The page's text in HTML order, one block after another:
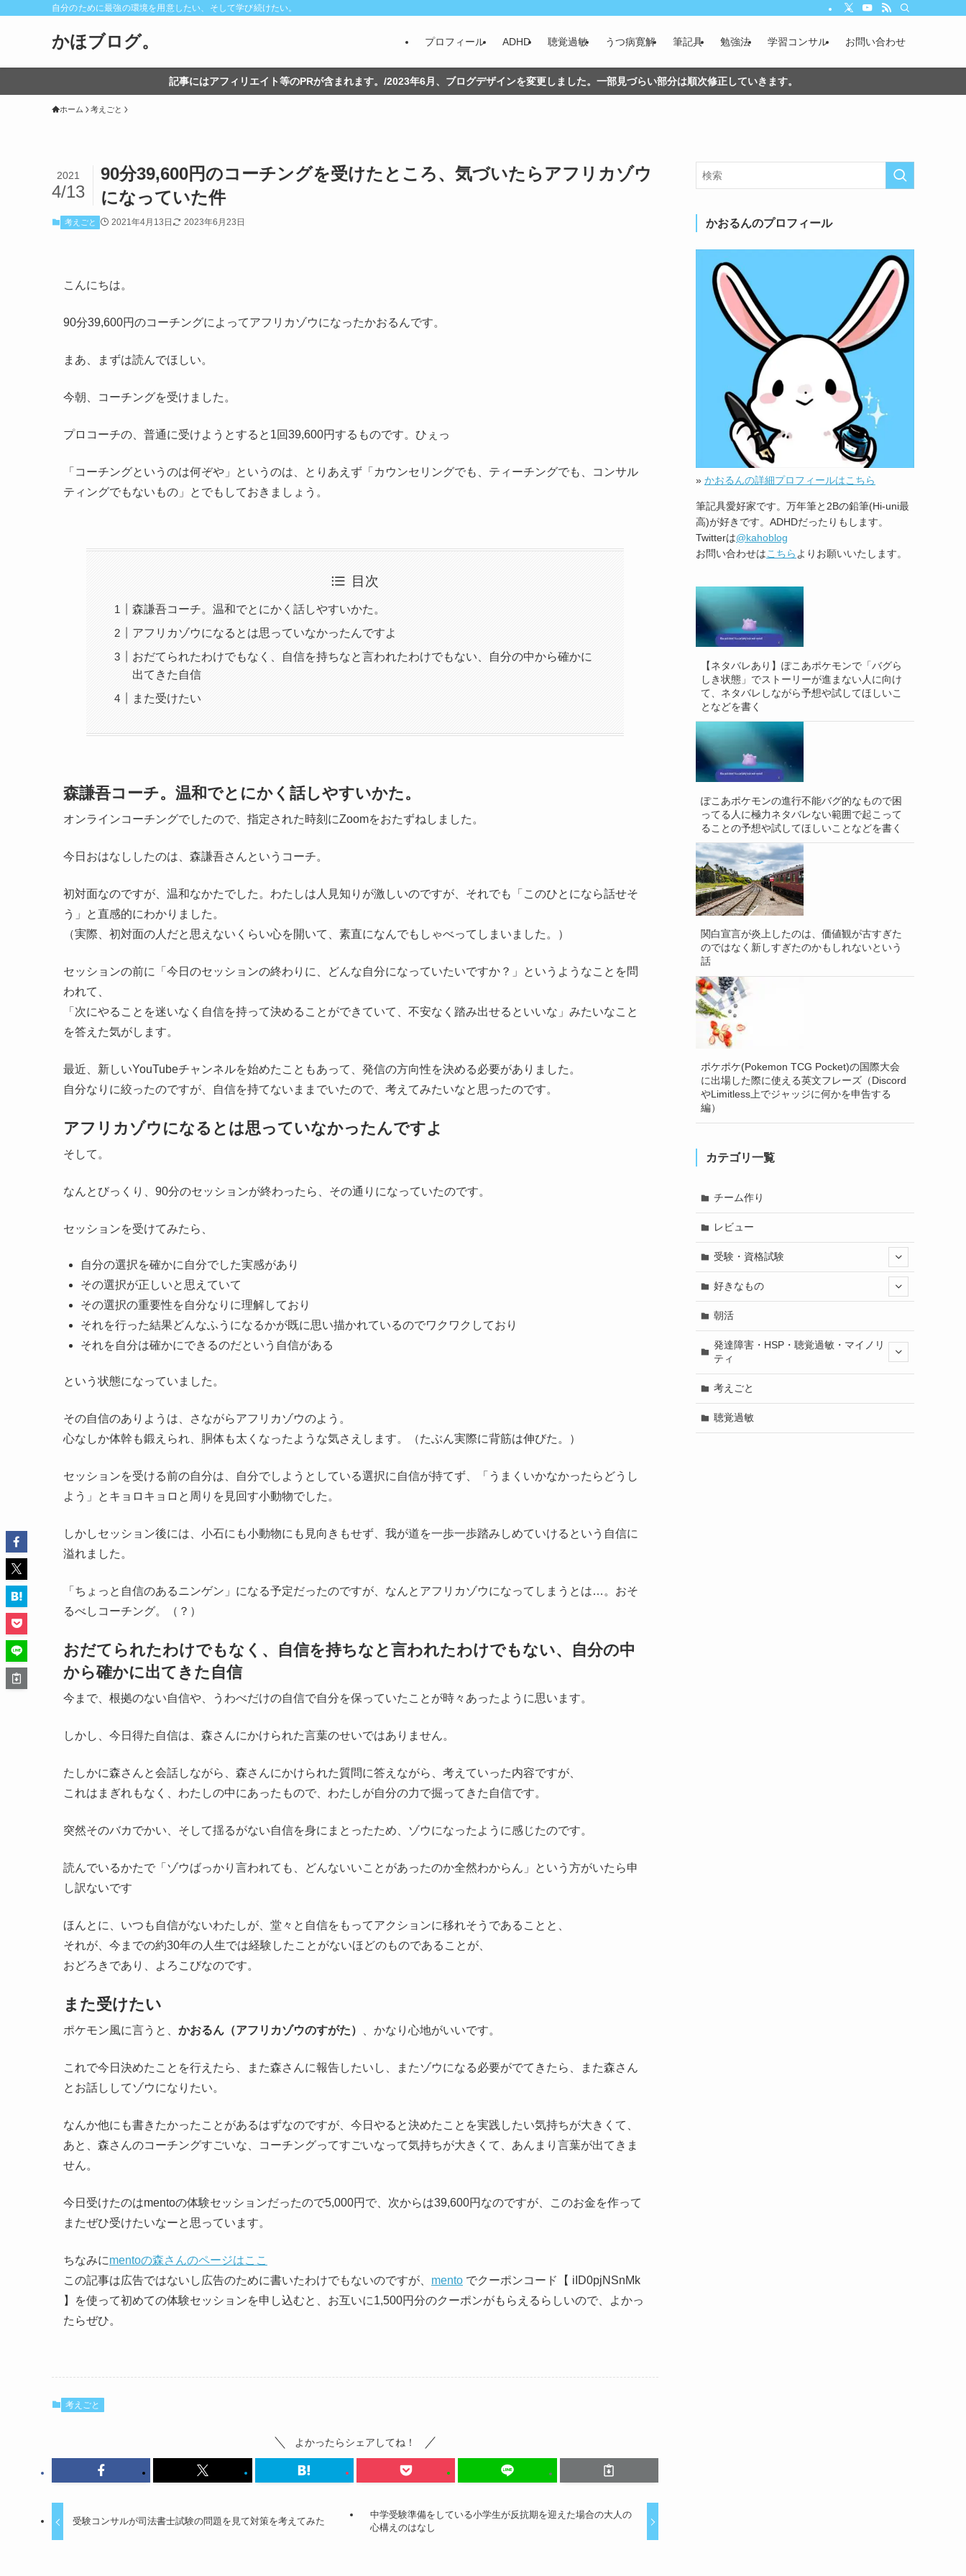
自分のために最強の環境を用意したい、そして学び続けたい。
かほブログ。 プロフィール ADHD 聴覚過敏 うつ病寛解 筆記具 勉強法 学習コンサル お問い合わせ
記事にはアフィリエイト等のPRが含まれます。/2023年6月、ブログデザインを変更しました。一部見づらい部分は順次修正していきます。
ホーム 考えごと
90分39,600円のコーチングを受けたところ、気づいたらアフリカゾウ
になっていた件
2021
4/13
考えごと 2021年4月13日 2023年6月23日
こんにちは。
90分39,600円のコーチングによってアフリカゾウになったかおるんです。
まあ、まずは読んでほしい。
今朝、コーチングを受けました。
プロコーチの、普通に受けようとすると1回39,600円するものです。ひぇっ
「コーチングというのは何ぞや」というのは、とりあえず「カウンセリングでも、ティーチングでも、コンサル
ティングでもないもの」とでもしておきましょう。
目次
森謙吾コーチ。温和でとにかく話しやすいかた。
アフリカゾウになるとは思っていなかったんですよ
おだてられたわけでもなく、自信を持ちなと言われたわけでもない、自分の中から確かに
出てきた自信
また受けたい
森謙吾コーチ。温和でとにかく話しやすいかた。
オンラインコーチングでしたので、指定された時刻にZoomをおたずねしました。
今日おはなししたのは、森謙吾さんというコーチ。
初対面なのですが、温和なかたでした。わたしは人見知りが激しいのですが、それでも「このひとになら話せそ
う」と直感的にわかりました。
（実際、初対面の人だと思えないくらい心を開いて、素直になんでもしゃべってしまいました。）
セッションの前に「今日のセッションの終わりに、どんな自分になっていたいですか？」というようなことを問
われて、
「次にやることを迷いなく自信を持って決めることができていて、不安なく踏み出せるといいな」みたいなこと
を答えた気がします。
最近、新しいYouTubeチャンネルを始めたこともあって、発信の方向性を決める必要がありました。
自分なりに絞ったのですが、自信を持てないままでいたので、考えてみたいなと思ったのです。
アフリカゾウになるとは思っていなかったんですよ
そして。
なんとびっくり、90分のセッションが終わったら、その通りになっていたのです。
セッションを受けてみたら、
自分の選択を確かに自分でした実感があり
その選択が正しいと思えていて
その選択の重要性を自分なりに理解しており
それを行った結果どんなふうになるかが既に思い描かれているのでワクワクしており
それを自分は確かにできるのだという自信がある
という状態になっていました。
その自信のありようは、さながらアフリカゾウのよう。
心なしか体幹も鍛えられ、胴体も太くなったような気さえします。（たぶん実際に背筋は伸びた。）
セッションを受ける前の自分は、自分でしようとしている選択に自信が持てず、「うまくいかなかったらどうし
よう」とキョロキョロと周りを見回す小動物でした。
しかしセッション後には、小石にも小動物にも見向きもせず、我が道を一歩一歩踏みしめていけるという自信に
溢れました。
「ちょっと自信のあるニンゲン」になる予定だったのですが、なんとアフリカゾウになってしまうとは…。おそ
るべしコーチング。（？）
おだてられたわけでもなく、自信を持ちなと言われたわけでもない、自分の中
から確かに出てきた自信
今まで、根拠のない自信や、うわべだけの自信で自分を保っていたことが時々あったように思います。
しかし、今日得た自信は、森さんにかけられた言葉のせいではありません。
たしかに森さんと会話しながら、森さんにかけられた質問に答えながら、考えていった内容ですが、
これはまぎれもなく、わたしの中にあったもので、わたしが自分の力で掘ってきた自信です。
突然そのバカでかい、そして揺るがない自信を身にまとったため、ゾウになったように感じたのです。
読んでいるかたで「ゾウばっかり言われても、どんないいことがあったのか全然わからん」という方がいたら申
し訳ないです
ほんとに、いつも自信がないわたしが、堂々と自信をもってアクションに移れそうであることと、
それが、今までの約30年の人生では経験したことがないほどのものであることが、
おどろきであり、よろこびなのです。
また受けたい
ポケモン風に言うと、 かおるん（アフリカゾウのすがた） 、かなり心地がいいです。
これで今日決めたことを行えたら、また森さんに報告したいし、またゾウになる必要がでてきたら、また森さん
とお話ししてゾウになりたい。
なんか他にも書きたかったことがあるはずなのですが、今日やると決めたことを実践したい気持ちが大きくて、
あと、森さんのコーチングすごいな、コーチングってすごいなって気持ちが大きくて、あんまり言葉が出てきま
せん。
今日受けたのはmentoの体験セッションだったので5,000円で、次からは39,600円なのですが、このお金を作って
またぜひ受けたいなーと思っています。
ちなみにmentoの森さんのページはここ
この記事は広告ではないし広告のために書いたわけでもないのですが、 mento でクーポンコード【 iID0pjNSnMk
】を使って初めての体験セッションを申し込むと、お互いに1,500円分のクーポンがもらえるらしいので、よかっ
たらぜひ。
考えごと
よかったらシェアしてね！
受験コンサルが司法書士試験の問題を見て対策を考えてみた
中学受験準備をしている小学生が反抗期を迎えた場合の大人の
心構えのはなし
かおるんのプロフィール
» かおるんの詳細プロフィールはこちら
筆記具愛好家です。万年筆と2Bの鉛筆(Hi-uni最
高)が好きです。ADHDだったりもします。
Twitterは@kahoblog
お問い合わせはこちら よりお願いいたします。
【ネタバレあり】ぽこあポケモンで「バグら
しき状態」でストーリーが進まない人に向け
て、ネタバレしながら予想や試してほしいこ
となどを書く
ぽこあポケモンの進行不能バグ的なもので困
ってる人に極力ネタバレない範囲で起こって
ることの予想や試してほしいことなどを書く
関白宣言が炎上したのは、価値観が古すぎた
のではなく新しすぎたのかもしれないという
話
ポケポケ(Pokemon TCG Pocket)の国際大会
に出場した際に使える英文フレーズ（Discord
やLimitless上でジャッジに何かを申告する
編）
カテゴリ一覧
チーム作り
レビュー
受験・資格試験
好きなもの
朝活
発達障害・HSP・聴覚過敏・マイノリ
ティ
考えごと
聴覚過敏